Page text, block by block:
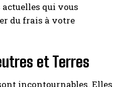
actuelles qui vous
du frais à votre
et Terres
incontournables. Elles